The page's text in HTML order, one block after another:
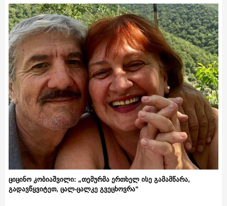
ციცინო კობიაშვილი: „თემურმა ერთხელ ისე გამამწარა,
გადავწყვიტეთ, ცალ-ცალკე გვეცხოვრა“